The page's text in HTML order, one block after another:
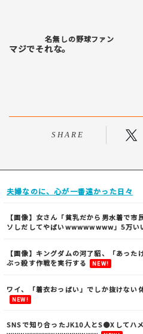
名無しの野球ファン
マジでそれな。
SHARE
夫婦なのに、心が一番遠かった日々
【画像】女さん「貧乳だから男水着で市
ソしだしてやばいwwwwwwww」5万い
【画像】キングダムの河了貂、「あっ
ぶっ殺す作戦を実行する
NEW!
ワイ、「着衣おっばい」でしか抜けない
NEW!
SNSで知り合ったJK10人とS●Xしてハ